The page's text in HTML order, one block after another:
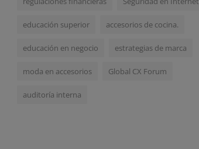
educación superior accesorios de cocina.
educación en negocio estrategias de marca
moda en accesorios Global CX Forum
auditoría interna